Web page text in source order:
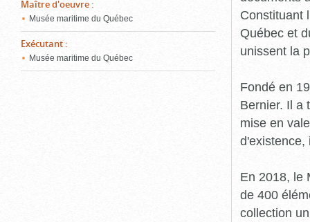
Maître d'oeuvre :
Musée maritime du Québec
Exécutant :
Musée maritime du Québec
Constituant
Québec et
unissent la
Fondé en
Bernier. Il a
mise en
d'existence,
En 2018, le
de 400
collection